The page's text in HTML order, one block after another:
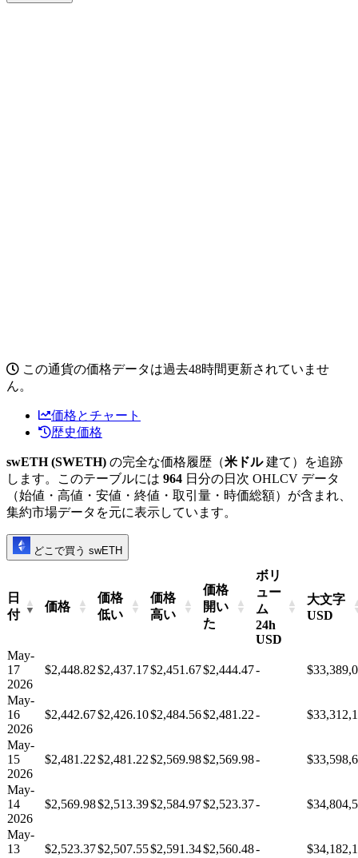
この通貨の価格データは過去48時間更新されていませ
ん。
価格とチャート
歴史価格
swETH (SWETH) の完全な価格履歴（米ドル建て）を追跡
します。このテーブルには 964 日分の日次 OHLCV データ
（始値・高値・安値・終値・取引量・時価総額）が含まれ、
集約市場データを元に表示しています。
どこで買う swETH
日
付
価格
価格
低い
価格
高い
価格
開い
た
ボリ
ュー
ム
24h
USD
大文字
USD
May-
17
2026
$2,448.82$2,437.17$2,451.67$2,444.47-
May-
16
2026
$2,442.67$2,426.10$2,484.56$2,481.22-
May-
15
2026
$2,481.22$2,481.22$2,569.98$2,569.98-
May-
14
2026
$2,569.98$2,513.39$2,584.97$2,523.37-
May-
13
$2,523.37$2,507.55$2,591.34$2,560.48-